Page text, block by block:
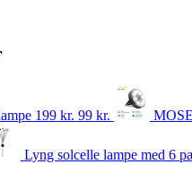
199 kr. 99 kr.
Lyng solcelle lampe med 6